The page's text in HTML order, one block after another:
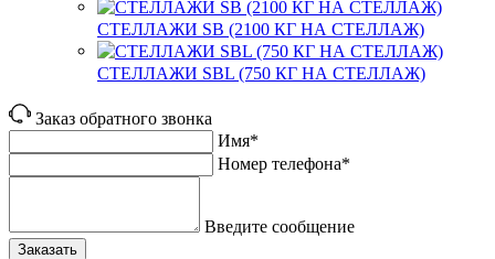
СТЕЛЛАЖИ SB (2100 КГ НА СТЕЛЛАЖ)
СТЕЛЛАЖИ SBL (750 КГ НА СТЕЛЛАЖ)
Заказ обратного звонка
Имя*
Номер телефона*
Введите сообщение
Заказать